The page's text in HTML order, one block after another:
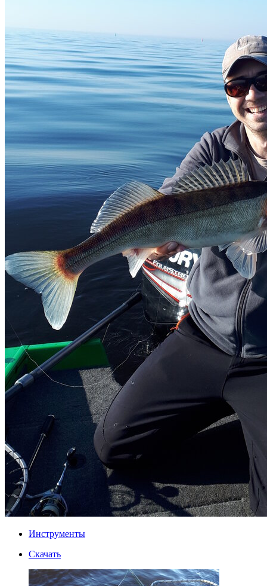
Инструменты
Скачать